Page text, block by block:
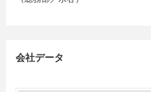
会社データ